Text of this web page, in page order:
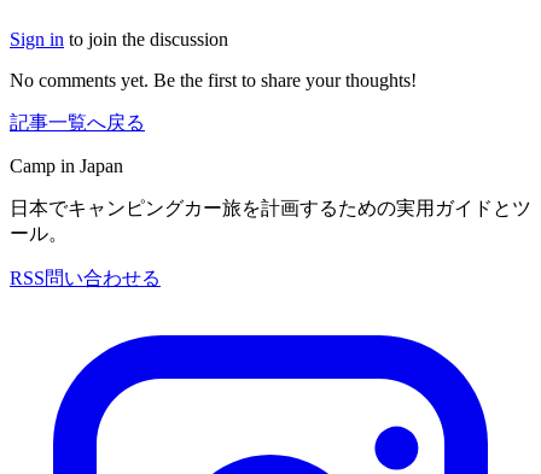
Sign in to join the discussion
No comments yet. Be the first to share your thoughts!
記事一覧へ戻る
Camp in Japan
日本でキャンピングカー旅を計画するための実用ガイドとツ
ール。
RSS問い合わせる